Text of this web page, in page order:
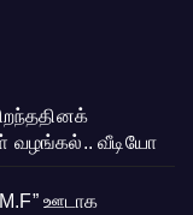
வழங்கல்.. வீடியோ
ஊடாக